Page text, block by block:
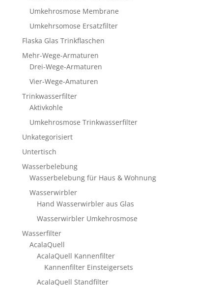
Umkehrosmose Membrane
Umkehrsomose Ersatzfilter
Flaska Glas Trinkflaschen
Mehr-Wege-Armaturen
Drei-Wege-Armaturen
Vier-Wege-Amaturen
Trinkwasserfilter
Aktivkohle
Umkehrosmose Trinkwasserfilter
Unkategorisiert
Untertisch
Wasserbelebung
Wasserbelebung für Haus & Wohnung
Wasserwirbler
Hand Wasserwirbler aus Glas
Wasserwirbler Umkehrosmose
Wasserfilter
AcalaQuell
AcalaQuell Kannenfilter
Kannenfilter Einsteigersets
AcalaQuell Standfilter